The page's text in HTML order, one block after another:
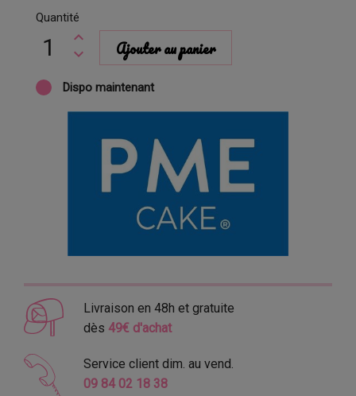
Quantité
Ajouter au panier
Dispo maintenant
Livraison en 48h et gratuite
dès 49€ d'achat
Service client dim. au vend.
09 84 02 18 38